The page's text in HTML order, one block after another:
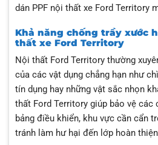
dán PPF nội thất xe Ford Territory
Khả năng chống trầy xước
thất xe Ford Territory
Nội thất Ford Territory thường
của các vật dụng chẳng hạn như
tín dụng hay những vật sắc nhọn
thất Ford Territory giúp bảo vệ các
bảng điều khiển, khu vực cần cẩn
tránh làm hư hại đến lớp hoàn